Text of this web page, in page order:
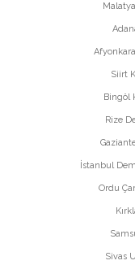
Siirt
Bingöl
Rize
İstanbul
Ordu
Sivas